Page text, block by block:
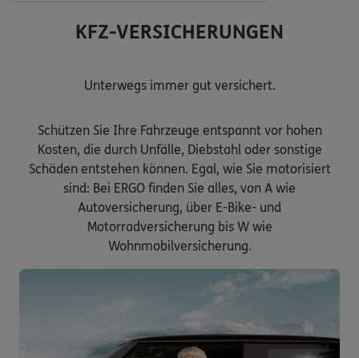
KFZ-VERSICHERUNGEN
Unterwegs immer gut versichert.
Schützen Sie Ihre Fahrzeuge entspannt vor hohen
Kosten, die durch Unfälle, Diebstahl oder sonstige
Schäden entstehen können. Egal, wie Sie motorisiert
sind: Bei ERGO finden Sie alles, von A wie
Autoversicherung, über E-Bike- und
Motorradversicherung bis W wie
Wohnmobilversicherung.